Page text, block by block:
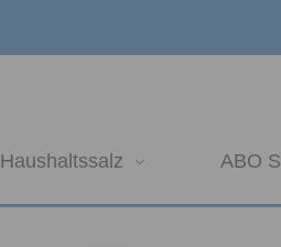
Haushaltssalz ABO